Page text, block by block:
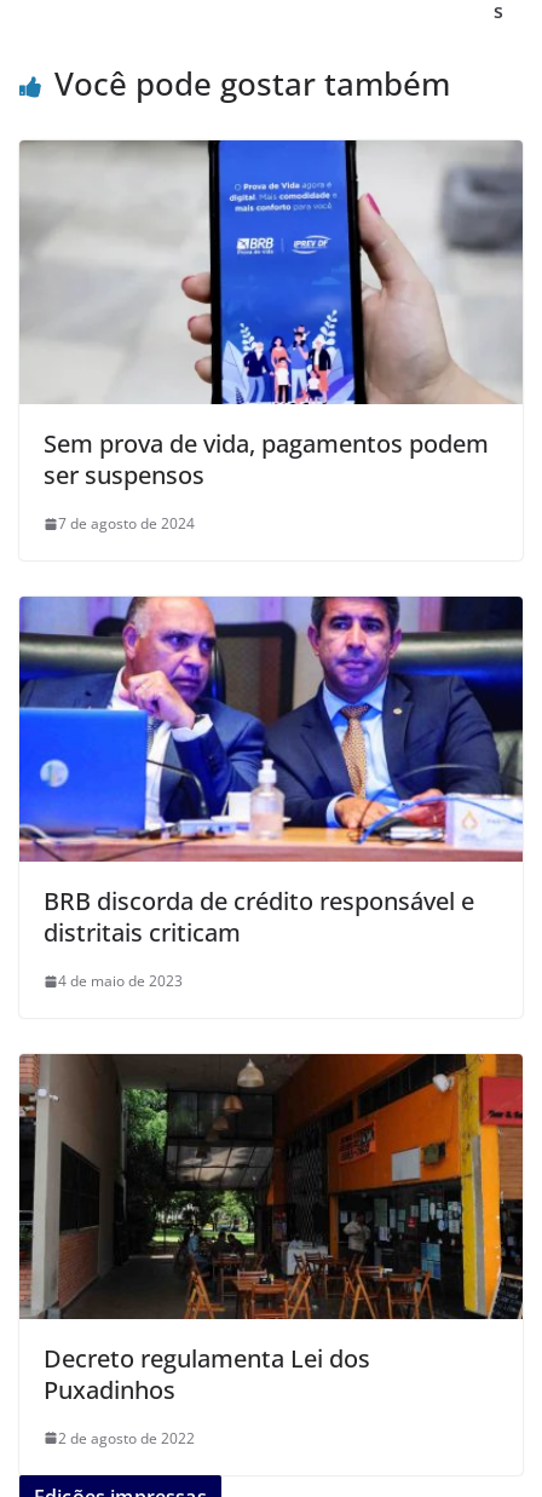
s
Você pode gostar também
Sem prova de vida, pagamentos podem
ser suspensos
7 de agosto de 2024
BRB discorda de crédito responsável e
distritais criticam
4 de maio de 2023
Decreto regulamenta Lei dos
Puxadinhos
2 de agosto de 2022